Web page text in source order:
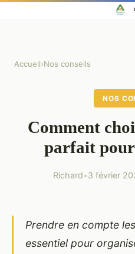
Accueil›Nos conseils
NOS
Comment
parfait pour
Richard•3 février
Prendre en compte les
essentiel pour